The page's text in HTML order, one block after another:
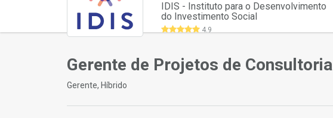
IDIS - Instituto para o Desenvolvimento
do Investimento Social
4.9
Gerente de Projetos de Consultoria
Gerente, Híbrido